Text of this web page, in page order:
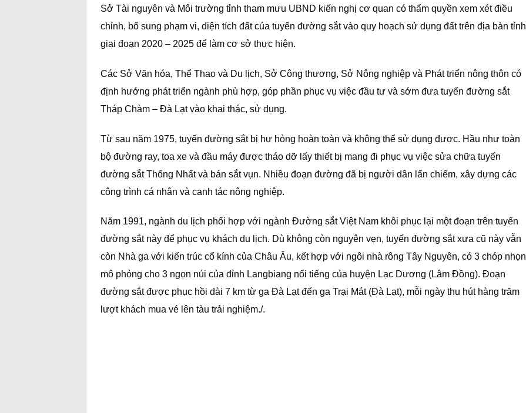
Sở Tài nguyên và Môi trường tỉnh tham mưu UBND kiến nghị cơ quan có thẩm quyền xem xét điều
chỉnh, bổ sung phạm vi, diện tích đất của tuyến đường sắt vào quy hoạch sử dụng đất trên địa bàn tỉnh
giai đoạn 2020 – 2025 để làm cơ sở thực hiện.
Các Sở Văn hóa, Thể Thao và Du lịch, Sở Công thương, Sở Nông nghiệp và Phát triển nông thôn có
định hướng phát triển ngành phù hợp, góp phần phục vụ việc đầu tư và sớm đưa tuyến đường sắt
Tháp Chàm – Đà Lạt vào khai thác, sử dụng.
Từ sau năm 1975, tuyến đường sắt bị hư hỏng hoàn toàn và không thể sử dụng được. Hầu như toàn
bộ đường ray, toa xe và đầu máy được tháo dỡ lấy thiết bị mang đi phục vụ việc sửa chữa tuyến
đường sắt Thống Nhất và bán sắt vụn. Nhiều đoạn đường đã bị người dân lấn chiếm, xây dựng các
công trình cá nhân và canh tác nông nghiệp.
Năm 1991, ngành du lịch phối hợp với ngành Đường sắt Việt Nam khôi phục lại một đoạn trên tuyến
đường sắt này để phục vụ khách du lịch. Dù không còn nguyên vẹn, tuyến đường sắt xưa cũ này vẫn
còn Nhà ga với kiến trúc cổ kính của Châu Âu, kết hợp với ngôi nhà rông Tây Nguyên, có 3 chóp nhọn
mô phỏng cho 3 ngọn núi của đỉnh Langbiang nổi tiếng của huyện Lạc Dương (Lâm Đồng). Đoạn
đường sắt được phục hồi dài 7 km từ ga Đà Lạt đến ga Trại Mát (Đà Lạt), mỗi ngày thu hút hàng trăm
lượt khách mua vé lên tàu trải nghiệm./.